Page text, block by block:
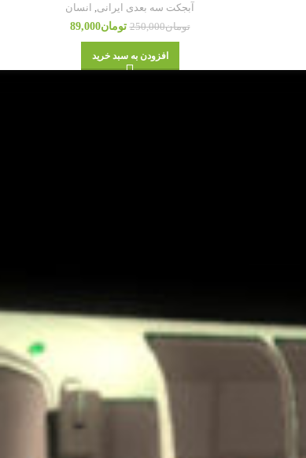
آبجکت سه بعدی ایرانی انسان
تومان250,000 تومان89,000
افزودن به سبد خرید